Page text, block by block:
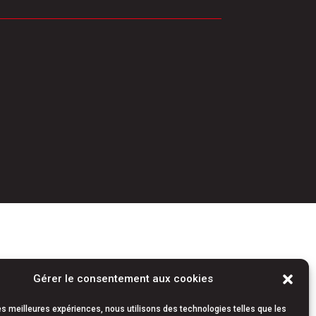
Gérer le consentement aux cookies
meilleures expériences, nous utilisons des technologies telles que les